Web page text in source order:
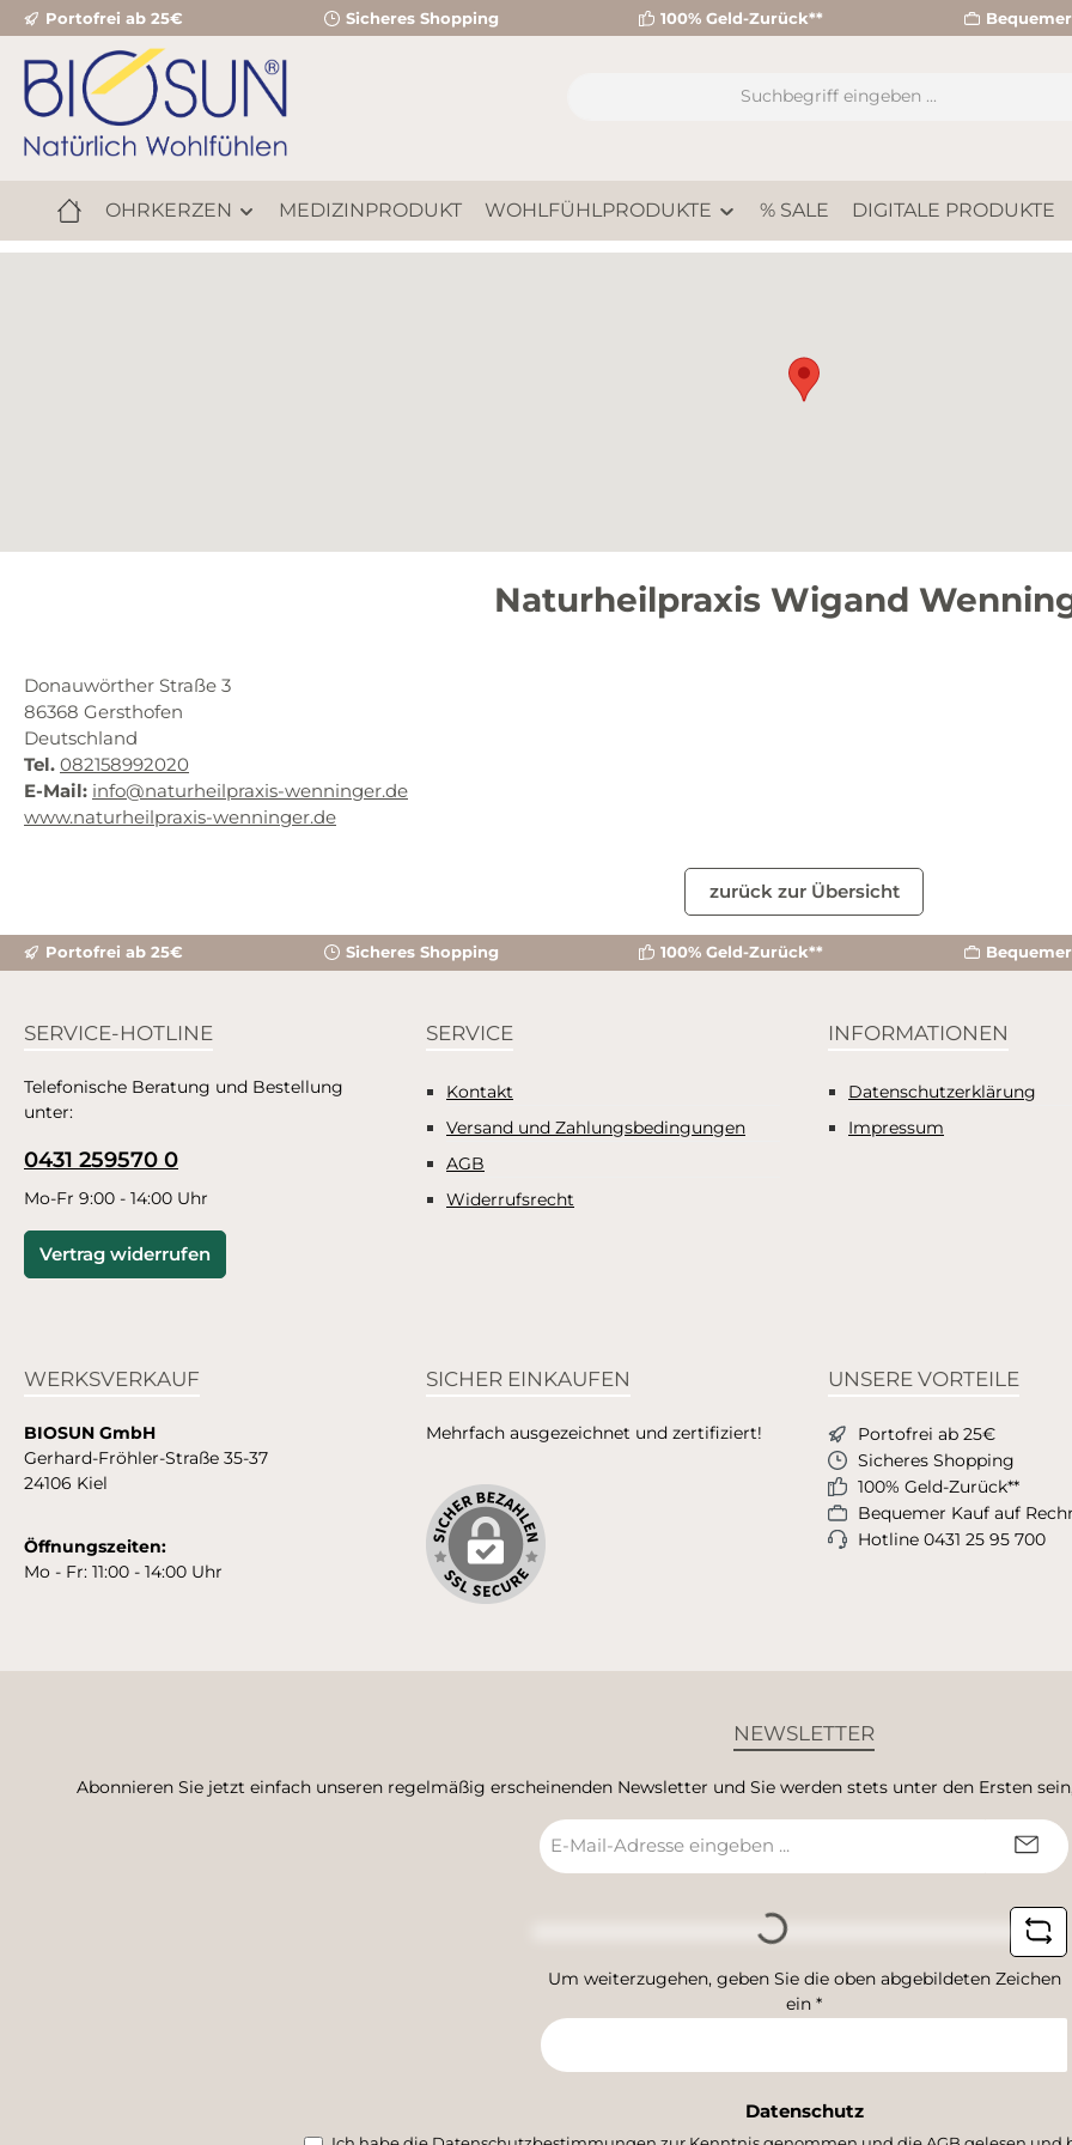
Hauptinhalt springen
Zur Suche springen
Zur Hauptnavigation springen
Portofrei ab 25€ Sicheres Shopping 100% Geld-Zurück**
OHRKERZEN MEDIZINPRODUKT WOHLFÜHLPRODUKTE % SALE DIGITALE PRODUKTE
Naturheilpraxis Wigand
Donauwörther Straße 3
86368 Gersthofen
Deutschland
Tel. 082158992020
E-Mail: info@naturheilpraxis-wenninger.de
www.naturheilpraxis-wenninger.de
zurück zur Übersicht
Portofrei ab 25€ Sicheres Shopping 100% Geld-Zurück**
SERVICE-HOTLINE
Telefonische Beratung und Bestellung
unter:
0431 259570 0
Mo-Fr 9:00 - 14:00 Uhr
Vertrag widerrufen
SERVICE
Kontakt
Versand und Zahlungsbedingungen
AGB
Widerrufsrecht
INFORMATIONEN
Datenschutzerklärung
Impressum
WERKSVERKAUF
BIOSUN GmbH
Gerhard-Fröhler-Straße 35-37
24106 Kiel
Öffnungszeiten:
Mo - Fr: 11:00 - 14:00 Uhr
SICHER EINKAUFEN
Mehrfach ausgezeichnet und zertifiziert!
UNSERE VORTEILE
Portofrei ab 25€
Sicheres Shopping
100% Geld-Zurück**
Bequemer Kauf auf
Hotline 0431 25 95 700
NEWSLETTER
Abonnieren Sie jetzt einfach unseren regelmäßig erscheinenden Newsletter und Sie werden stets unter den Ersten
E-
Mail-
Loading...
Um weiterzugehen, geben Sie die oben abgebildeten Zeichen
ein *
Datenschutz